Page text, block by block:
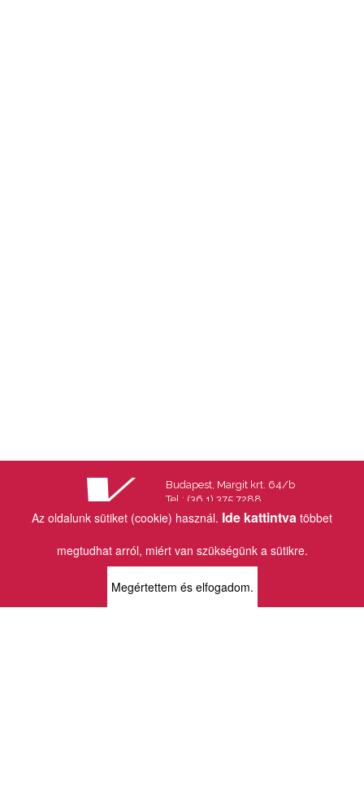
Az oldalunk sütiket (cookie) használ. Ide kattintva többet
megtudhat arról, miért van szükségünk a sütikre.
Megértettem és elfogadom.
Budapest, Margit krt. 64/b
Tel.: (36 1) 375 7288
Fax.: (36 1) 202 7145
Email: